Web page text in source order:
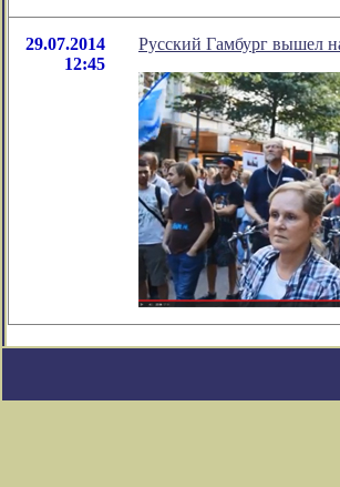
29.07.2014
12:45
Русский Гамбург вышел